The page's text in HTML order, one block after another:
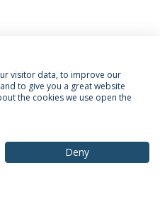
Termos & Condições
dos Dados
Portuguesa
visitor data, to improve our
to give you a great website
the cookies we use open the
Deny